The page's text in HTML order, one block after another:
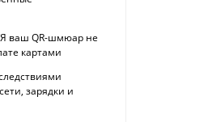
ваш QR-шмюар не
картами
зарядки и